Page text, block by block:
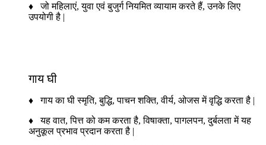
♦ जो महिलाएं, युवा एवं बुजुर्ग नियमित व्यायाम करते हैं, उनके लिए
उपयोगी है |
गाय घी
♦ गाय का घी स्मृति, बुद्धि, पाचन शक्ति, वीर्य, ओजस में वृद्धि करता है |
♦ यह वात, पित्त को कम करता है, विषाक्ता, पागलपन, दुर्बलता में यह
अनुकूल प्रभाव प्रदान करता है |